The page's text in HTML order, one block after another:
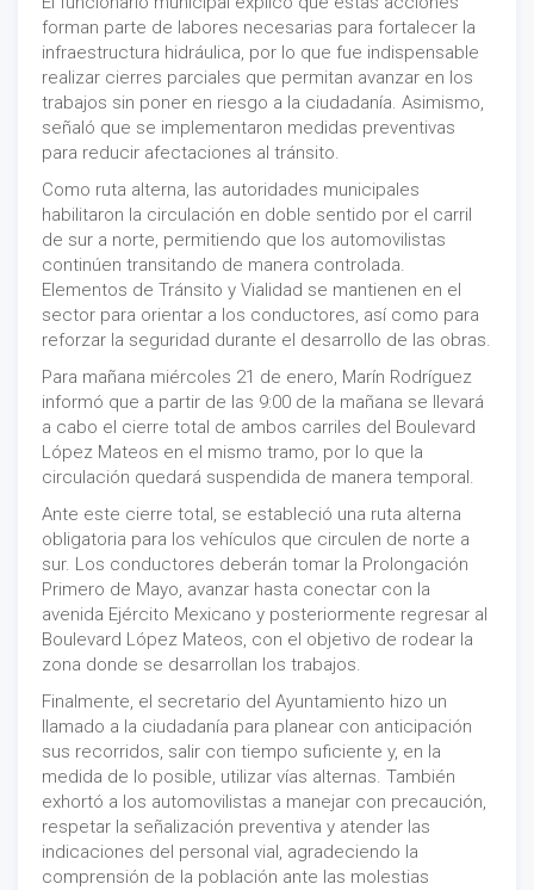
forman parte de labores necesarias para fortalecer la
infraestructura hidráulica, por lo que fue indispensable
realizar cierres parciales que permitan avanzar en los
trabajos sin poner en riesgo a la ciudadanía. Asimismo,
señaló que se implementaron medidas preventivas
para reducir afectaciones al tránsito.
Como ruta alterna, las autoridades municipales
habilitaron la circulación en doble sentido por el carril
de sur a norte, permitiendo que los automovilistas
continúen transitando de manera controlada.
Elementos de Tránsito y Vialidad se mantienen en el
sector para orientar a los conductores, así como para
reforzar la seguridad durante el desarrollo de las obras.
Para mañana miércoles 21 de enero, Marín Rodríguez
informó que a partir de las 9:00 de la mañana se llevará
a cabo el cierre total de ambos carriles del Boulevard
López Mateos en el mismo tramo, por lo que la
circulación quedará suspendida de manera temporal.
Ante este cierre total, se estableció una ruta alterna
obligatoria para los vehículos que circulen de norte a
sur. Los conductores deberán tomar la Prolongación
Primero de Mayo, avanzar hasta conectar con la
avenida Ejército Mexicano y posteriormente regresar al
Boulevard López Mateos, con el objetivo de rodear la
zona donde se desarrollan los trabajos.
Finalmente, el secretario del Ayuntamiento hizo un
llamado a la ciudadanía para planear con anticipación
sus recorridos, salir con tiempo suficiente y, en la
medida de lo posible, utilizar vías alternas. También
exhortó a los automovilistas a manejar con precaución,
respetar la señalización preventiva y atender las
indicaciones del personal vial, agradeciendo la
comprensión de la población ante las molestias